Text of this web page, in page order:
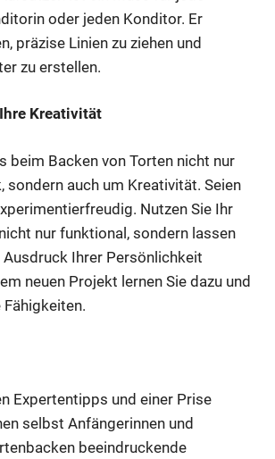
oder jeden Konditor. Er
präzise Linien zu ziehen und
zu erstellen.
Kreativität
beim Backen von Torten nicht nur
sondern auch um Kreativität. Seien
Nutzen Sie Ihr
nur funktional, sondern lassen
Ausdruck Ihrer Persönlichkeit
neuen Projekt lernen Sie dazu und
Expertentipps und einer Prise
selbst Anfängerinnen und
beeindruckende